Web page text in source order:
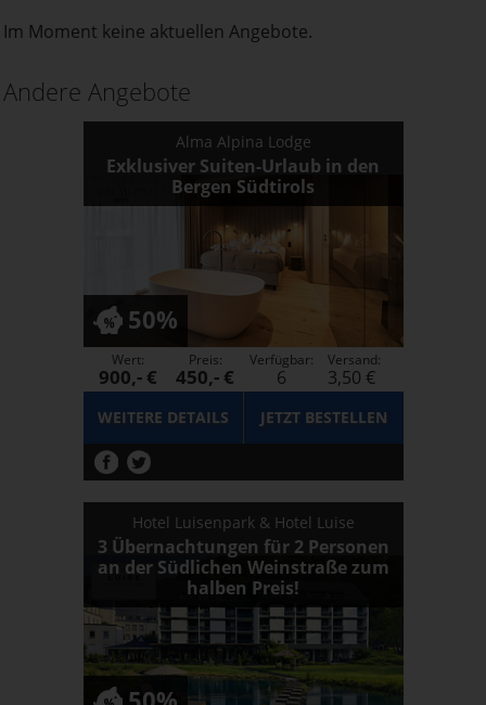
Im Moment keine aktuellen Angebote.
Andere Angebote
Alma Alpina Lodge
Exklusiver Suiten-Urlaub in den
Bergen Südtirols
50%
WEITERE DETAILS JETZTBESTELLEN
Wert:
900,- €
Preis:
450,- €
Verfügbar:
6
Versand:
3,50 €
Hotel Luisenpark & Hotel Luise
3 Übernachtungen für 2 Personen
an der Südlichen Weinstraße zum
halben Preis!